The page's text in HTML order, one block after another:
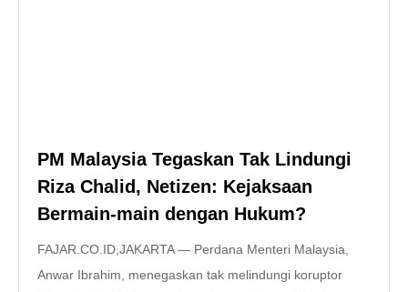
PM Malaysia Tegaskan Tak Lindungi
Riza Chalid, Netizen: Kejaksaan
Bermain-main dengan Hukum?
FAJAR.CO.ID,JAKARTA — Perdana Menteri Malaysia,
Anwar Ibrahim, menegaskan tak melindungi koruptor